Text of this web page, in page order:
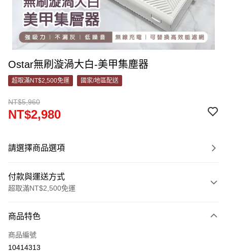
Ostar無刷漩渦大白-美甲集塵器
超取滿NT$2,500免運 國家/地區配送
NT$5,960
NT$2,980
請選擇商品選項
付款與運送方式
超取滿NT$2,500免運
信用卡一次付款
信用卡分期付款
商品特色
商品編號
10414313